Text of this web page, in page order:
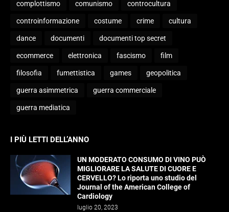
complottismo comunismo controcultura
controinformazione costume crime cultura
dance documenti documenti top secret
ecommerce elettronica fascismo film
filosofia fumettistica games geopolitica
guerra asimmetrica guerra commerciale
guerra mediatica
I PIÙ LETTI DELL’ANNO
UN MODERATO CONSUMO DI VINO PUÒ
MIGLIORARE LA SALUTE DI CUORE E
CERVELLO? Lo riporta uno studio del
Journal of the American College of
Cardiology
luglio 20, 2023